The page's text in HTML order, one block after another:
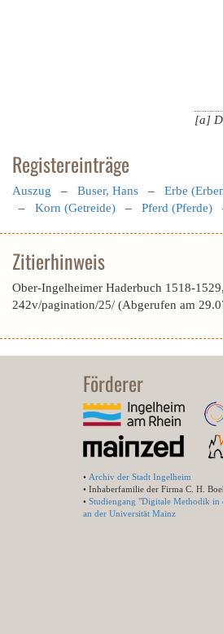
[a]
Registereinträge
Auszug – Buser, Hans – Erbe
– Korn (Getreide) – Pferd (Pferde)
Zitierhinweis
Ober-Ingelheimer Haderbuch 1518-
242v/pagination/25/ (Abgerufen am
Förderer
• Archiv der Stadt Ingelheim
• Inhaberfamilie der Firma C. H.
• Studiengang "Digitale Methodik in
an der Universität Mainz